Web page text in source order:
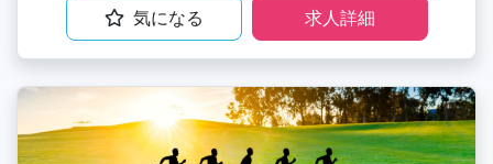
気になる 求人詳細